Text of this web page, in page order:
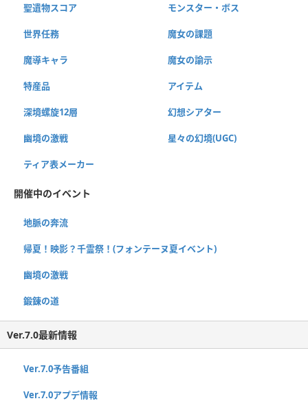
聖遺物スコア モンスター・ボス
世界任務 魔女の課題
魔導キャラ 魔女の諭示
特産品 アイテム
深境螺旋12層 幻想シアター
幽境の激戦 星々の幻境(UGC)
ティア表メーカー
開催中のイベント
地脈の奔流
帰夏！映影？千霊祭！(フォンテーヌ夏イベント)
幽境の激戦
鍛錬の道
Ver.7.0最新情報
Ver.7.0予告番組
Ver.7.0アプデ情報